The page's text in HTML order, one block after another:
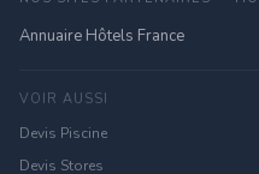
Annuaire Hôtels France
VOIR AUSSI
Devis Piscine
Devis Stores